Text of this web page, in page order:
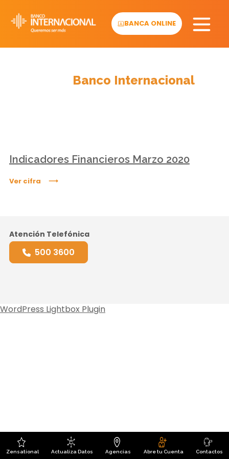
content
BANCA ONLINE
Banco Internacional
Indicadores Financieros Marzo 2020
Ver cifra
Atención Telefónica
500 3600
Zensational Actualiza Datos Agencias Abre tu Cuenta Contactos
WordPress Lightbox Plugin